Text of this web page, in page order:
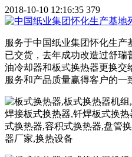
2018-10-10 12:16:35 379
服务于中国纸业集团怀化生
已交货，去年成功改造过舒
油冷却器和板式换热器更换交
服务和产品质量赢得客户的一